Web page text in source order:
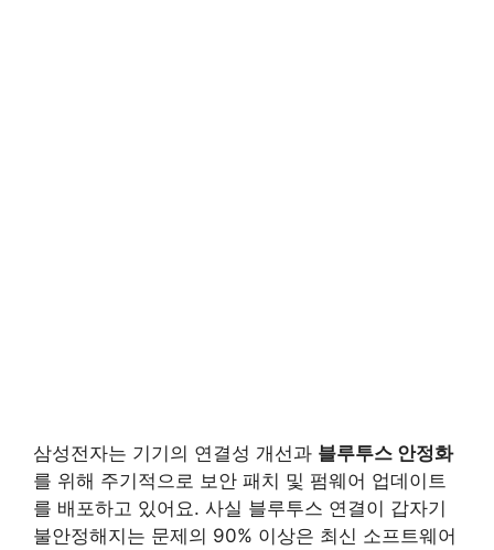
삼성전자는 기기의 연결성 개선과 블루투스 안정화
를 위해 주기적으로 보안 패치 및 펌웨어 업데이트
를 배포하고 있어요. 사실 블루투스 연결이 갑자기
불안정해지는 문제의 90% 이상은 최신 소프트웨어